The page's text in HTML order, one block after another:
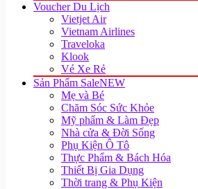
Voucher Du Lịch
Vietjet Air
Vietnam Airlines
Traveloka
Klook
Vé Xe Rẻ
Sản Phẩm SaleNEW
Mẹ và Bé
Chăm Sóc Sức Khỏe
Mỹ phẩm & Làm Đẹp
Nhà cửa & Đời Sống
Phụ Kiện Ô Tô
Thực Phẩm & Bách Hóa
Thiết Bị Gia Dụng
Thời trang & Phụ Kiện